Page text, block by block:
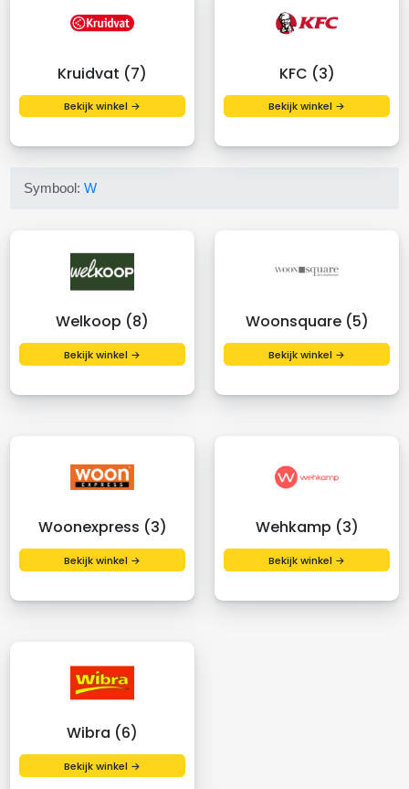
Kruidvat (7)
Bekijk winkel →
KFC (3)
Bekijk winkel →
Symbool:W
Welkoop (8)
Bekijk winkel →
Woonsquare (5)
Bekijk winkel →
Woonexpress (3)
Bekijk winkel →
Wehkamp (3)
Bekijk winkel →
Wibra (6)
Bekijk winkel →